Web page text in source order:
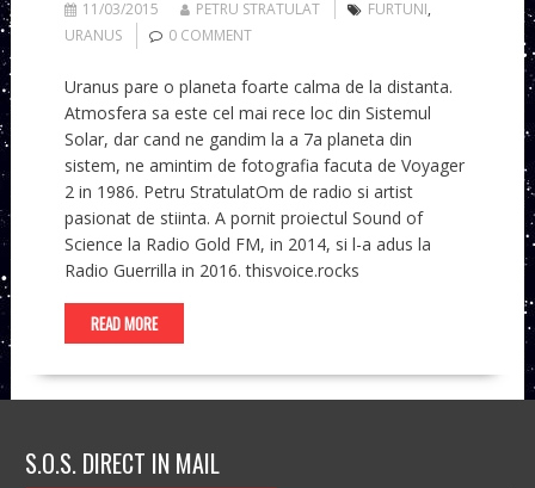
11/03/2015 PETRU STRATULAT FURTUNI,
URANUS
0 COMMENT
Uranus pare o planeta foarte calma de la distanta.
Atmosfera sa este cel mai rece loc din Sistemul
Solar, dar cand ne gandim la a 7a planeta din
sistem, ne amintim de fotografia facuta de Voyager
2 in 1986. Petru StratulatOm de radio si artist
pasionat de stiinta. A pornit proiectul Sound of
Science la Radio Gold FM, in 2014, si l-a adus la
Radio Guerrilla in 2016. thisvoice.rocks
READ MORE
S.O.S. DIRECT IN MAIL